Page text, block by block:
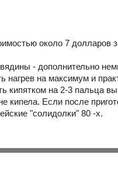
около 7 долларов
- дополнительно
нагрев на максимум и
кипятком на 2-3 пальца
кипела. Если после
"солидолки" 80 -х.